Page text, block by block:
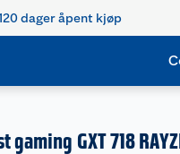
dager åpent kjøp
gaming GXT 718